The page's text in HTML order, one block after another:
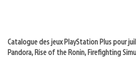
Catalogue des jeux PlayStation Plus pour
Pandora, Rise of the Ronin, Firefighting